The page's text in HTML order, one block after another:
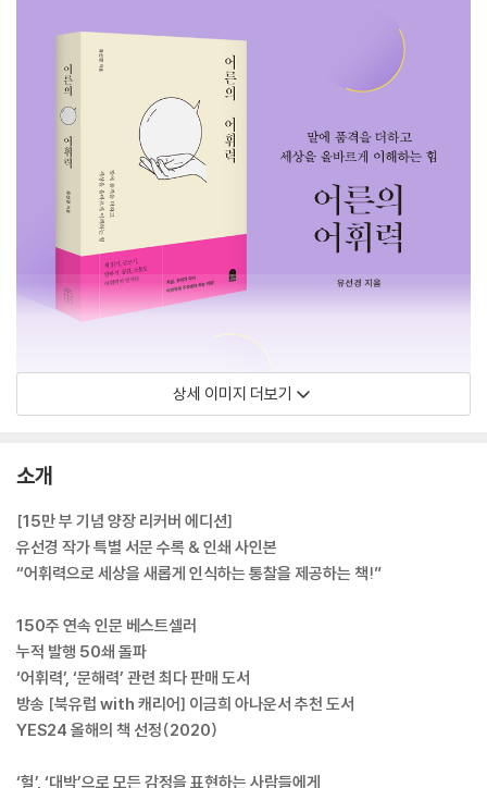
상세 이미지 더보기
소개
[15만 부 기념 양장 리커버 에디션]
유선경 작가 특별 서문 수록 & 인쇄 사인본
“어휘력으로 세상을 새롭게 인식하는 통찰을 제공하는 책!”
150주 연속 인문 베스트셀러
누적 발행 50쇄 돌파
‘어휘력’, ‘문해력’ 관련 최다 판매 도서
방송 [북유럽 with 캐리어] 이금희 아나운서 추천 도서
YES24 올해의 책 선정(2020)
‘헐’, ‘대박’으로 모든 감정을 표현하는 사람들에게